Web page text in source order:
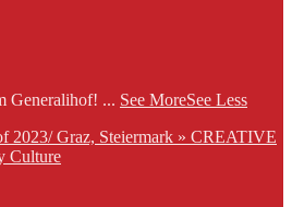
Generalihof! ... See MoreSee Less
2023/ Graz, Steiermark » CREATIVE
Culture